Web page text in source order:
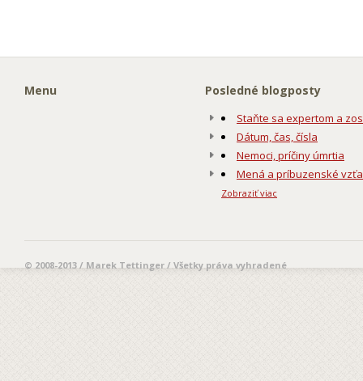
Menu Posledné blogposty
Staňte sa expertom a
Dátum, čas, čísla
Nemoci, príčiny úmrtia
Mená a príbuzenské
Zobraziť viac
© 2008-2013 / Marek Tettinger / Všetky práva vyhradené